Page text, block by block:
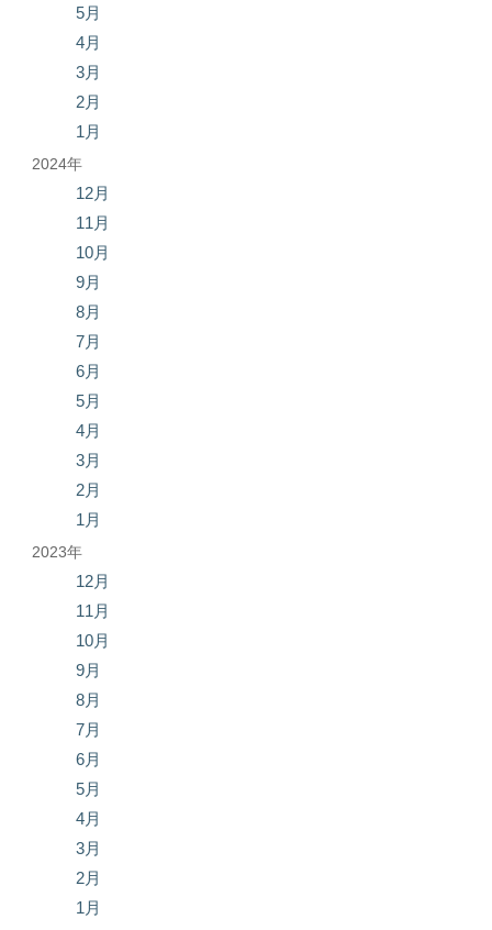
5月
4月
3月
2月
1月
2024年
12月
11月
10月
9月
8月
7月
6月
5月
4月
3月
2月
1月
2023年
12月
11月
10月
9月
8月
7月
6月
5月
4月
3月
2月
1月